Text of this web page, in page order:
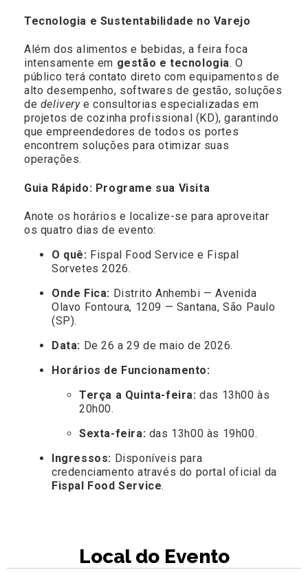
Tecnologia e Sustentabilidade no Varejo
Além dos alimentos e bebidas, a feira foca
intensamente em gestão e tecnologia. O
público terá contato direto com equipamentos de
alto desempenho, softwares de gestão, soluções
de deliverye consultorias especializadas em
projetos de cozinha profissional (KD), garantindo
que empreendedores de todos os portes
encontrem soluções para otimizar suas
operações.
Guia Rápido: Programe sua Visita
Anote os horários e localize-se para aproveitar
os quatro dias de evento:
O quê: Fispal Food Service e Fispal
Sorvetes 2026.
Onde Fica: Distrito Anhembi — Avenida
Olavo Fontoura, 1209 — Santana, São Paulo
(SP).
Data: De 26 a 29 de maio de 2026.
Horários de Funcionamento:
Terça a Quinta-feira: das 13h00 às
20h00.
Sexta-feira: das 13h00 às 19h00.
Ingressos: Disponíveis para
credenciamento através do portal oficial da
Fispal Food Service.
Local do Evento